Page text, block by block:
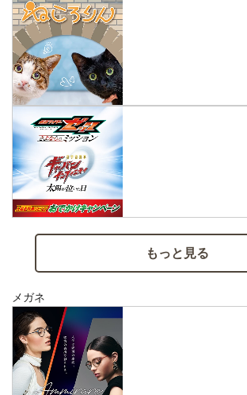
もっと見る
メガネ